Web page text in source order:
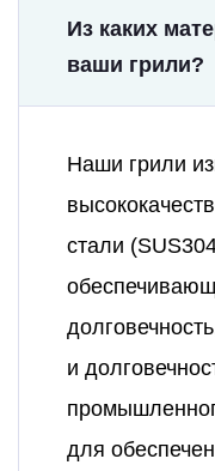
Из каких
ваши грили?
Наши грили
стали
и
для